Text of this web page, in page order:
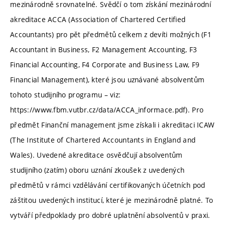
mezinárodně srovnatelné. Svědčí o tom získání mezinárodní
akreditace ACCA (Association of Chartered Certified
Accountants) pro pět předmětů celkem z devíti možných (F1
Accountant in Business, F2 Management Accounting, F3
Financial Accounting, F4 Corporate and Business Law, F9
Financial Management), které jsou uznávané absolventům
tohoto studijního programu – viz:
https://www.fbm.vutbr.cz/data/ACCA_informace.pdf). Pro
předmět Finanční management jsme získali i akreditaci ICAW
(The Institute of Chartered Accountants in England and
Wales). Uvedené akreditace osvědčují absolventům
studijního (zatím) oboru uznání zkoušek z uvedených
předmětů v rámci vzdělávání certifikovaných účetních pod
záštitou uvedených institucí, které je mezinárodně platné. To
vytváří předpoklady pro dobré uplatnění absolventů v praxi.